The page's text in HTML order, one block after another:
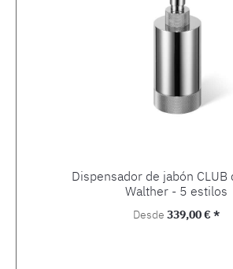
Dispensador de jabón CLUB
Walther - 5 estilos
Precio normal:
Desde 339,00 € *